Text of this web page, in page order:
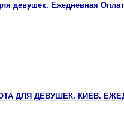
девушек. Ежедневная
ДЛЯ ДЕВУШЕК. КИЕВ.